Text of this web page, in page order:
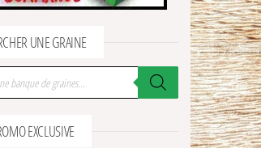
UNE GRAINE
EXCLUSIVE